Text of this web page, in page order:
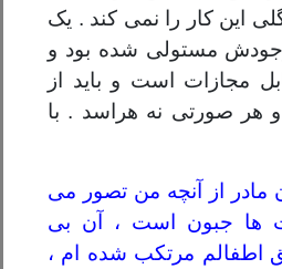
این کار را نمی کند . یک
مستولی شده بود و
مجازات است و باید از
صورتی نه هراسد . با
مادر از آنچه من تصور می
ها جبون است ، آن بی
اطفالم مرتکب شده ام ،